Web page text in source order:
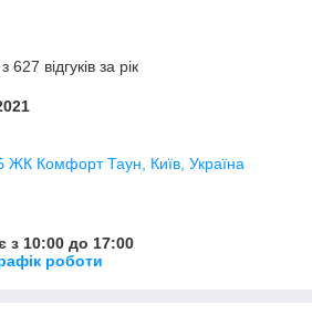
відгуків за рік
ЖК Комфорт Таун, Київ, Україна
з 10:00 до 17:00
роботи